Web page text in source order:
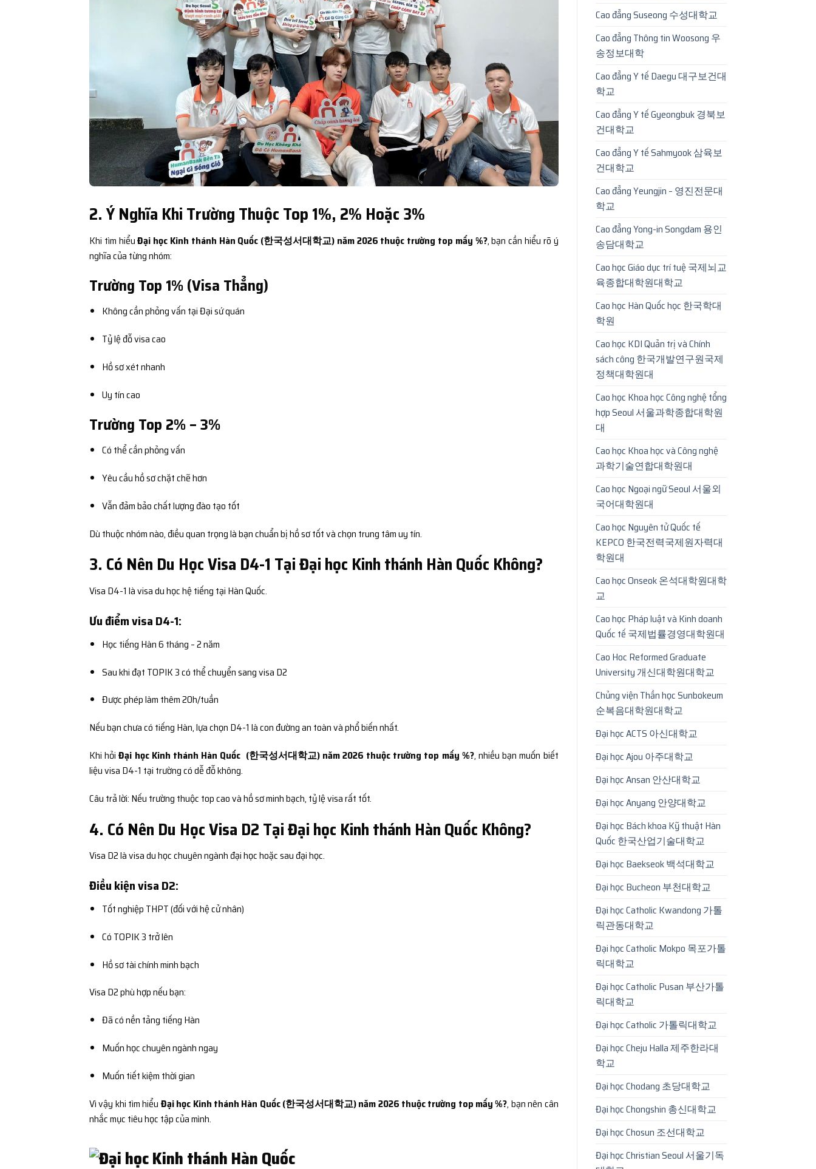
2. Ý Nghĩa Khi Trường Thuộc Top 1%, 2% Hoặc 3%
Khi tìm hiểuĐại học Kinh thánh Hàn Quốc (한국성서대학교) năm 2026 thuộc trường top mấy %?, bạn cần hiểu rõ ý
nghĩa của từng nhóm:
Trường Top 1% (Visa Thẳng)
Không cần phỏng vấn tại Đại sứ quán
Tỷ lệ đỗ visa cao
Hồ sơ xét nhanh
Uy tín cao
Trường Top 2% – 3%
Có thể cần phỏng vấn
Yêu cầu hồ sơ chặt chẽ hơn
Vẫn đảm bảo chất lượng đào tạo tốt
Dù thuộc nhóm nào, điều quan trọng là bạn chuẩn bị hồ sơ tốt và chọn trung tâm uy tín.
3. Có Nên Du Học Visa D4-1 Tại Đại học Kinh thánh Hàn Quốc Không?
Visa D4-1 là visa du học hệ tiếng tại Hàn Quốc.
Ưu điểm visa D4-1:
Học tiếng Hàn 6 tháng – 2 năm
Sau khi đạt TOPIK 3 có thể chuyển sang visa D2
Được phép làm thêm 20h/tuần
Nếu bạn chưa có tiếng Hàn, lựa chọn D4-1 là con đường an toàn và phổ biến nhất.
Khi hỏiĐại học Kinh thánh Hàn Quốc (한국성서대학교) năm 2026 thuộc trường top mấy %?, nhiều bạn muốn biết
liệu visa D4-1 tại trường có dễ đỗ không.
Câu trả lời: Nếu trường thuộc top cao và hồ sơ minh bạch, tỷ lệ visa rất tốt.
4. Có Nên Du Học Visa D2 Tại Đại học Kinh thánh Hàn Quốc Không?
Visa D2 là visa du học chuyên ngành đại học hoặc sau đại học.
Điều kiện visa D2:
Tốt nghiệp THPT (đối với hệ cử nhân)
Có TOPIK 3 trở lên
Hồ sơ tài chính minh bạch
Visa D2 phù hợp nếu bạn:
Đã có nền tảng tiếng Hàn
Muốn học chuyên ngành ngay
Muốn tiết kiệm thời gian
Vì vậy khi tìm hiểu Đại học Kinh thánh Hàn Quốc (한국성서대학교) năm 2026 thuộc trường top mấy %?, bạn nên cân
nhắc mục tiêu học tập của mình.
Cao đẳng Suseong 수성대학교
Cao đẳng Thông tin Woosong 우
송정보대학
Cao đẳng Y tế Daegu 대구보건대
학교
Cao đẳng Y tế Gyeongbuk 경북보
건대학교
Cao đẳng Y tế Sahmyook 삼육보
건대학교
Cao đẳng Yeungjin – 영진전문대
학교
Cao đẳng Yong-in Songdam 용인
송담대학교
Cao học Giáo dục trí tuệ 국제뇌교
육종합대학원대학교
Cao học Hàn Quốc học 한국학대
학원
Cao học KDI Quản trị và Chính
sách công 한국개발연구원국제
정책대학원대
Cao học Khoa học Công nghệ tổng
hợp Seoul 서울과학종합대학원
대
Cao học Khoa học và Công nghệ
과학기술연합대학원대
Cao học Ngoại ngữ Seoul 서울외
국어대학원대
Cao học Nguyên tử Quốc tế
KEPCO 한국전력국제원자력대
학원대
Cao học Onseok 온석대학원대학
교
Cao học Pháp luật và Kinh doanh
Quốc tế 국제법률경영대학원대
Cao Hoc Reformed Graduate
University 개신대학원대학교
Chủng viện Thần học Sunbokeum
순복음대학원대학교
Đại học ACTS 아신대학교
Đại học Ajou 아주대학교
Đại học Ansan 안산대학교
Đại học Anyang 안양대학교
Đại học Bách khoa Kỹ thuật Hàn
Quốc 한국산업기술대학교
Đại học Baekseok 백석대학교
Đại học Bucheon 부천대학교
Đại học Catholic Kwandong 가톨
릭관동대학교
Đại học Catholic Mokpo 목포가톨
릭대학교
Đại học Catholic Pusan 부산가톨
릭대학교
Đại học Catholic 가톨릭대학교
Đại học Cheju Halla 제주한라대
학교
Đại học Chodang 초당대학교
Đại học Chongshin 총신대학교
Đại học Chosun 조선대학교
Đại học Christian Seoul 서울기독